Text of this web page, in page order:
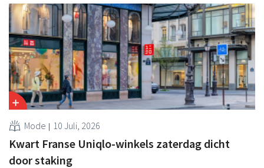
Mode 10 Juli, 2026
Kwart Franse Uniqlo-winkels zaterdag dicht
door staking